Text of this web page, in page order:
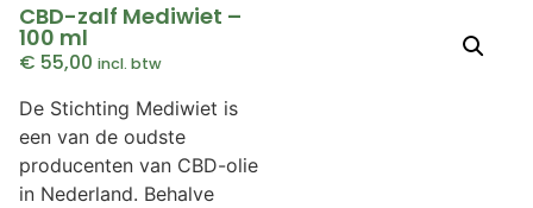
CBD-zalf Mediwiet –
100 ml
€ 55,00 incl. btw
De Stichting Mediwiet is
een van de oudste
producenten van CBD-olie
in Nederland. Behalve